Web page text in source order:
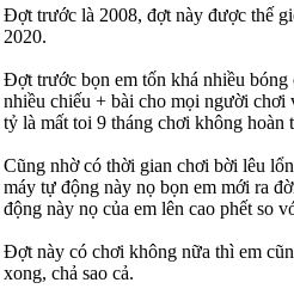
Đợt trước là 2008, đợt này được thế
2020.
Đợt trước bọn em tốn khá nhiều
nhiều chiếu + bài cho mọi người chơi
tỷ là mất toi 9 tháng chơi không hoàn
Cũng nhờ có thời gian chơi bời lêu
máy tự động này nọ bọn em mới ra
động này nọ của em lên cao phết so
Đợt này có chơi không nữa thì em
xong, chả sao cả.